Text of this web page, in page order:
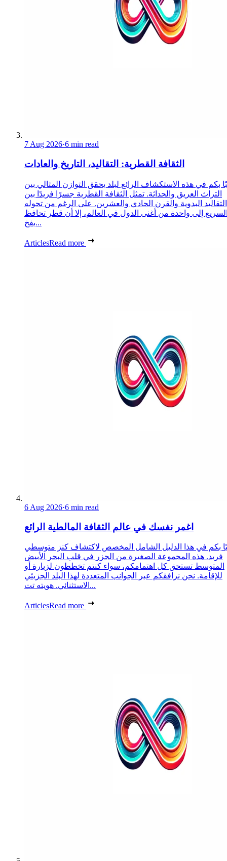
7 Aug 2026·6 min read
الثقافة القطرية: التقاليد، التاريخ والعادات
بكم في هذه الاستكشاف الرائع لبلد يحقق التوازن المثالي بين
التراث العريق والحداثة. تمثل الثقافة القطرية جسرًا فريدًا بين
التقاليد البدوية والقرن الحادي والعشرين. على الرغم من تحوله
إلى واحدة من أغنى الدول في العالم، إلا أن قطر تحافظ
بفخ...
ArticlesRead more
6 Aug 2026·6 min read
اغمر نفسك في عالم الثقافة المالطية الرائع
بكم في هذا الدليل الشامل المخصص لاكتشاف كنز متوسطي
فريد. هذه المجموعة الصغيرة من الجزر في قلب البحر الأبيض
المتوسط تستحق كل اهتمامكم، سواء كنتم تخططون لزيارة أو
للإقامة. نحن نرافقكم عبر الجوانب المتعددة لهذا البلد الجزيئي
الاستثنائي. هويته تت...
ArticlesRead more